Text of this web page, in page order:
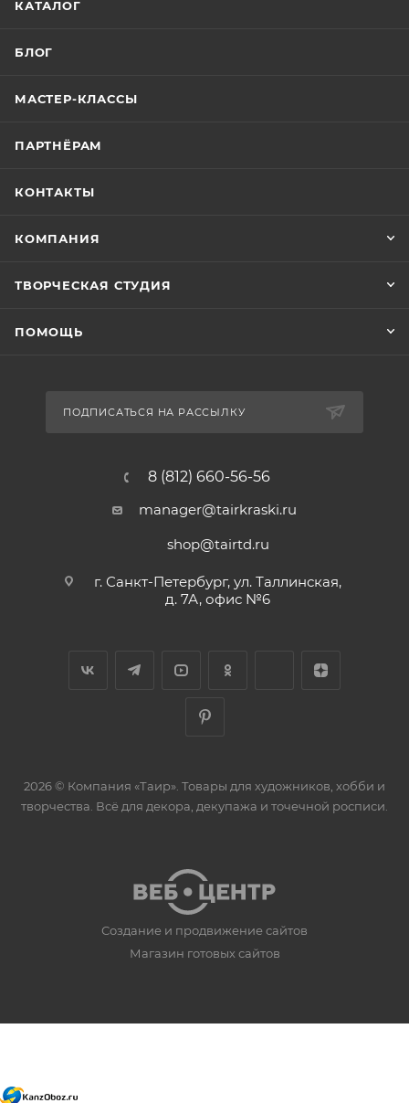
КАТАЛОГ
БЛОГ
МАСТЕР-КЛАССЫ
ПАРТНЁРАМ
КОНТАКТЫ
КОМПАНИЯ
ТВОРЧЕСКАЯ СТУДИЯ
ПОМОЩЬ
ПОДПИСАТЬСЯ НА РАССЫЛКУ
8 (812) 660-56-56
manager@tairkraski.ru
shop@tairtd.ru
г. Санкт-Петербург, ул. Таллинская,
д. 7А, офис №6
2026 © Компания «Таир». Товары для художников, хобби и
творчества. Всё для декора, декупажа и точечной росписи.
Создание и продвижение сайтов
Магазин готовых сайтов